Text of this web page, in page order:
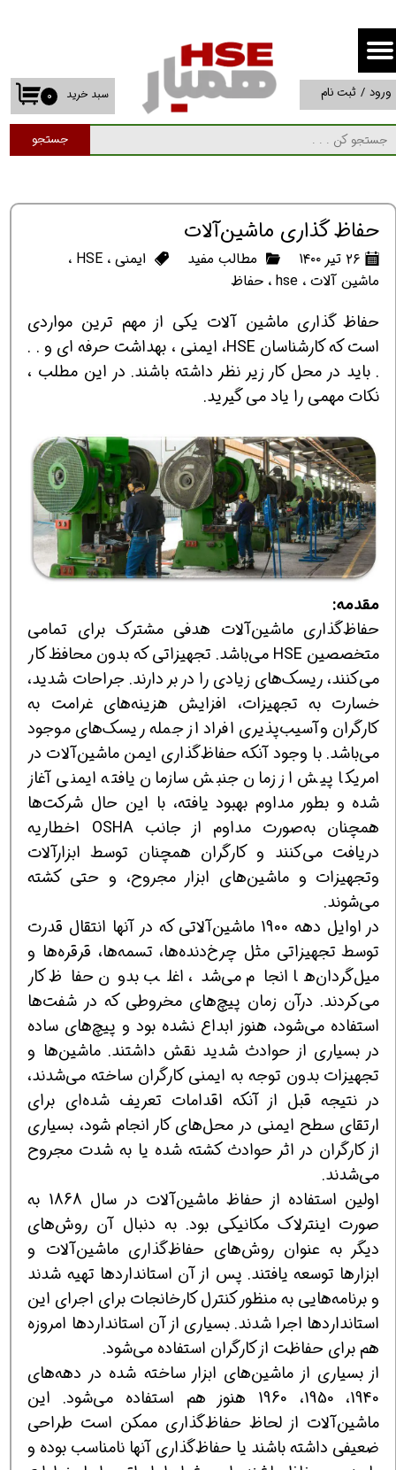
جستجو
۰ سبد خرید ورود / ثبت نام
حساب کاربری من
تغییر گذر واژه
سفارشات
حفاظ‌ گذاری ماشین‌آلات
۲۶ تیر ۱۴۰۰ مطالب مفید ایمنی، HSE ،
ماشین‏ آلات، hse، حفاظ
حفاظ گذاری ماشین آلات یکی از مهم ترین مواردی
است که کارشناسان HSE، ایمنی ، بهداشت حرفه ای و . .
. باید در محل کار زیر نظر داشته باشند. در این مطلب ،
نکات مهمی را یاد می گیرید.
مقدمه:
حفاظ‌گذاری ماشین‌آلات هدفی مشترك برای تمامی
متخصصین HSE می‌باشد. تجهیزاتی كه بدون محافظ كار
می‌كنند، ریسك‌های زیادی را در بر دارند. جراحات شدید،
خسارت به تجهیزات، افزایش هزینه‌های غرامت به
كارگران وآسیب‌پذیری افراد از جمله ریسك‌های موجود
می‌باشد. با وجود آنكه حفاظ‌گذاری ایمن ماشین‌آلات در
امریكا پیش از زمان جنبش سازمان یافته ایمنی آغاز
شده و بطور مداوم بهبود یافته، با این حال شركت‌ها
همچنان به‌صورت مداوم از جانب OSHA اخطاریه
دریافت می‌كنند و كارگران همچنان توسط ابزارآلات
وتجهیزات و ماشین‌های ابزار مجروح، و حتی كشته
می‌شوند.
در اوایل دهه 1900 ماشین‌آلاتی كه در آنها انتقال قدرت
توسط تجهیزاتی مثل چرخ‌دنده‌ها، تسمه‌ها، قرقره‌ها و
میل‌گردان‌ها انجام می‌شد، اغلب بدون حفاظ كار
می‌كردند. درآن زمان پیچ‌های مخروطی كه در شفت‌ها
استفاده می‌شود، هنوز ابداع نشده بود و پیچ‌های ساده
در بسیاری از حوادث شدید نقش داشتند. ماشین‌ها و
تجهیزات بدون توجه به ایمنی كارگران ساخته می‌شدند،
در نتیجه قبل از آنكه اقدامات تعریف شده‌ای برای
ارتقای سطح ایمنی در محل‌های كار انجام شود، بسیاری
از كارگران در اثر حوادث كشته شده یا به شدت مجروح
می‌شدند.
اولین استفاده از حفاظ ماشین‌آلات در سال 1868 به
صورت اینترلاك مكانیكی بود. به دنبال آن روش‌های
دیگر به عنوان روش‌های حفاظ‌گذاری ماشین‌آلات و
ابزارها توسعه یافتند. پس از آن استانداردها تهیه شدند
و برنامه‌هایی به منظور كنترل كارخانجات برای اجرای این
استانداردها اجرا شدند. بسیاری از آن استانداردها امروزه
هم برای حفاظت از كارگران استفاده می‌شود.
از بسیاری از ماشین‌های ابزار ساخته شده در دهه‌های
1940، 1950، 1960 هنوز هم استفاده می‌شود. این
ماشین‌آلات از لحاظ حفاظ‌گذاری ممكن است طراحی
ضعیفی داشته باشند یا حفاظ‌گذاری آنها نامناسب بوده و